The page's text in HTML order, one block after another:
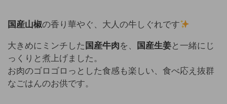
国産山椒の香り華やぐ、大人の牛しぐれです
大きめにミンチした 国産牛肉を、 国産生姜と一緒にじ
っくりと煮上げました。
お肉のゴロゴロっとした食感も楽しい、食べ応え抜群
なごはんのお供です。